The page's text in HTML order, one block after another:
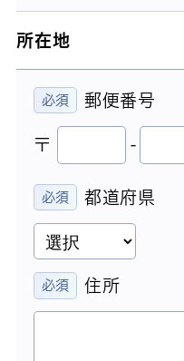
所在地
郵便番号
〒 -
都道府県
住所